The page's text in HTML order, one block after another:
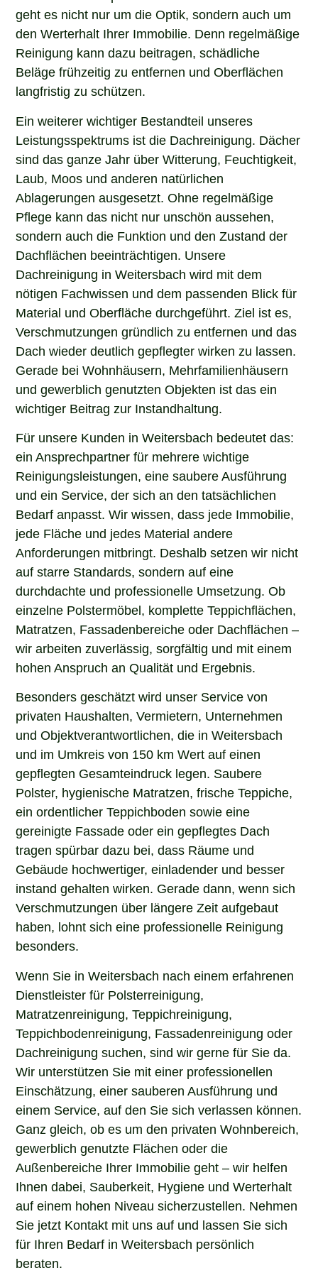
geht es nicht nur um die Optik, sondern auch um
den Werterhalt Ihrer Immobilie. Denn regelmäßige
Reinigung kann dazu beitragen, schädliche
Beläge frühzeitig zu entfernen und Oberflächen
langfristig zu schützen.
Ein weiterer wichtiger Bestandteil unseres
Leistungsspektrums ist die Dachreinigung. Dächer
sind das ganze Jahr über Witterung, Feuchtigkeit,
Laub, Moos und anderen natürlichen
Ablagerungen ausgesetzt. Ohne regelmäßige
Pflege kann das nicht nur unschön aussehen,
sondern auch die Funktion und den Zustand der
Dachflächen beeinträchtigen. Unsere
Dachreinigung in Weitersbach wird mit dem
nötigen Fachwissen und dem passenden Blick für
Material und Oberfläche durchgeführt. Ziel ist es,
Verschmutzungen gründlich zu entfernen und das
Dach wieder deutlich gepflegter wirken zu lassen.
Gerade bei Wohnhäusern, Mehrfamilienhäusern
und gewerblich genutzten Objekten ist das ein
wichtiger Beitrag zur Instandhaltung.
Für unsere Kunden in Weitersbach bedeutet das:
ein Ansprechpartner für mehrere wichtige
Reinigungsleistungen, eine saubere Ausführung
und ein Service, der sich an den tatsächlichen
Bedarf anpasst. Wir wissen, dass jede Immobilie,
jede Fläche und jedes Material andere
Anforderungen mitbringt. Deshalb setzen wir nicht
auf starre Standards, sondern auf eine
durchdachte und professionelle Umsetzung. Ob
einzelne Polstermöbel, komplette Teppichflächen,
Matratzen, Fassadenbereiche oder Dachflächen –
wir arbeiten zuverlässig, sorgfältig und mit einem
hohen Anspruch an Qualität und Ergebnis.
Besonders geschätzt wird unser Service von
privaten Haushalten, Vermietern, Unternehmen
und Objektverantwortlichen, die in Weitersbach
und im Umkreis von 150 km Wert auf einen
gepflegten Gesamteindruck legen. Saubere
Polster, hygienische Matratzen, frische Teppiche,
ein ordentlicher Teppichboden sowie eine
gereinigte Fassade oder ein gepflegtes Dach
tragen spürbar dazu bei, dass Räume und
Gebäude hochwertiger, einladender und besser
instand gehalten wirken. Gerade dann, wenn sich
Verschmutzungen über längere Zeit aufgebaut
haben, lohnt sich eine professionelle Reinigung
besonders.
Wenn Sie in Weitersbach nach einem erfahrenen
Dienstleister für Polsterreinigung,
Matratzenreinigung, Teppichreinigung,
Teppichbodenreinigung, Fassadenreinigung oder
Dachreinigung suchen, sind wir gerne für Sie da.
Wir unterstützen Sie mit einer professionellen
Einschätzung, einer sauberen Ausführung und
einem Service, auf den Sie sich verlassen können.
Ganz gleich, ob es um den privaten Wohnbereich,
gewerblich genutzte Flächen oder die
Außenbereiche Ihrer Immobilie geht – wir helfen
Ihnen dabei, Sauberkeit, Hygiene und Werterhalt
auf einem hohen Niveau sicherzustellen. Nehmen
Sie jetzt Kontakt mit uns auf und lassen Sie sich
für Ihren Bedarf in Weitersbach persönlich
beraten.